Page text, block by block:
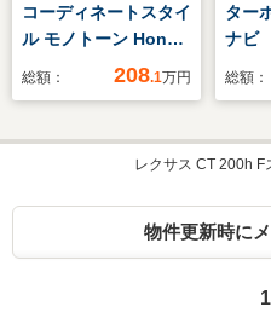
コーディネートスタイ
ル モノトーン Honda
認定中古車 U-
ー 大画面純正ナ
ビ 全周囲カメラ
LEDヘッドライト
総額： 208.1万円
ター
ナビ
キ
ルシ
ター
総額：
レクサス CT 200h
物件更新時に
1